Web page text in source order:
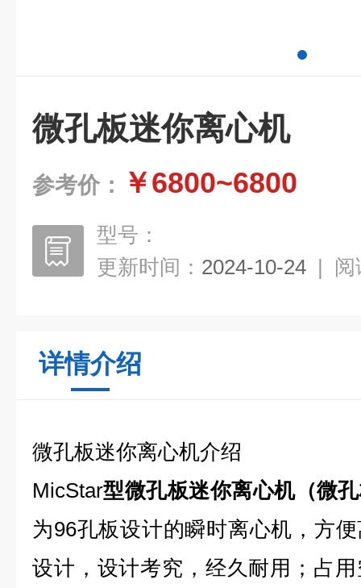
微孔板迷你离心机
参考价： ￥6800~6800
型号：
更新时间： 2024-10-24 | 阅
详情介绍
微孔板迷你离心机介绍
MicStar型微孔板迷你离心机（微
为96孔板设计的瞬时离心机，方
设计， 设计考究，经久耐用 ；占